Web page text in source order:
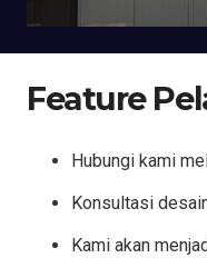
Feature
Hubungi kami
Konsultasi
Kami akan